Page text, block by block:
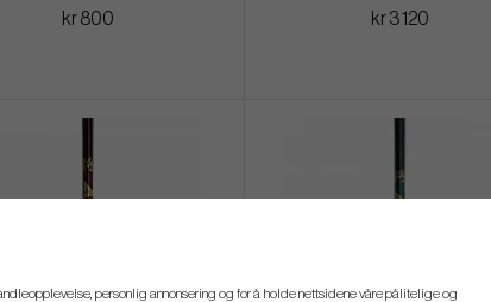
kr 800 kr 3 120
personlig annonsering og for å holde nettsidene våre pålitelige og